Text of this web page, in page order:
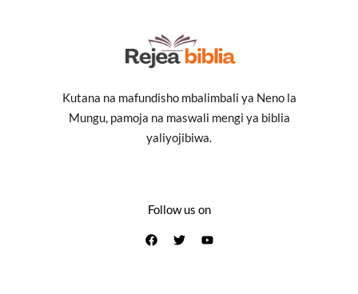
Kutana na mafundisho mbalimbali ya Neno la
Mungu, pamoja na maswali mengi ya biblia
yaliyojibiwa.
Follow us on